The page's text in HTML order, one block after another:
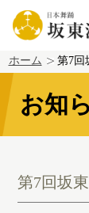
ホーム 第7回
お知
第7回坂